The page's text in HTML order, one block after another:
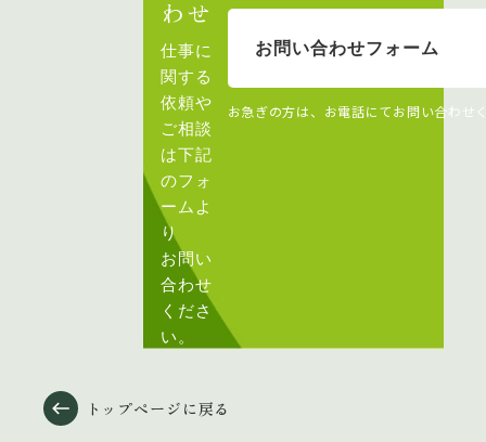
わせ
仕事に
関する
依頼や
ご相談
は下記
のフォ
ームよ
り
お問い
合わせ
くださ
い。
お問い合わせフォーム
お急ぎの方は、お電話にてお問い合わせ
トップページに戻る